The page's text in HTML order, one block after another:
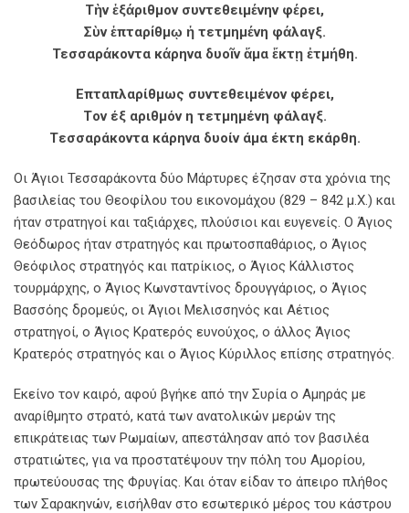
Τὴν ἑξάριθμον συντεθειμένην φέρει,
Σὺν ἑπταρίθμῳ ἡ τετμημένη φάλαγξ.
Τεσσαράκοντα κάρηνα δυοῖν ἅμα ἕκτῃ ἐτμήθη.
Eπταπλαρίθμως συντεθειμένον φέρει,
Tον έξ αριθμόν η τετμημένη φάλαγξ.
Tεσσαράκοντα κάρηνα δυοίν άμα έκτη εκάρθη.
Οι Άγιοι Τεσσαράκοντα δύο Μάρτυρες έζησαν στα χρόνια της
βασιλείας του Θεοφίλου του εικονομάχου (829 – 842 μ.Χ.) και
ήταν στρατηγοί και ταξιάρχες, πλούσιοι και ευγενείς. Ο Άγιος
Θεόδωρος ήταν στρατηγός και πρωτοσπαθάριος, ο Άγιος
Θεόφιλος στρατηγός και πατρίκιος, ο Άγιος Κάλλιστος
τουρμάρχης, ο Άγιος Κωνσταντίνος δρουγγάριος, ο Άγιος
Βασσόης δρομεύς, οι Άγιοι Μελισσηνός και Αέτιος
στρατηγοί, ο Άγιος Κρατερός ευνούχος, ο άλλος Άγιος
Κρατερός στρατηγός και ο Άγιος Κύριλλος επίσης στρατηγός.
Εκείνο τον καιρό, αφού βγήκε από την Συρία ο Αμηράς με
αναρίθμητο στρατό, κατά των ανατολικών μερών της
επικράτειας των Ρωμαίων, απεστάλησαν από τον βασιλέα
στρατιώτες, για να προστατέψουν την πόλη του Αμορίου,
πρωτεύουσας της Φρυγίας. Και όταν είδαν το άπειρο πλήθος
των Σαρακηνών, εισήλθαν στο εσωτερικό μέρος του κάστρου